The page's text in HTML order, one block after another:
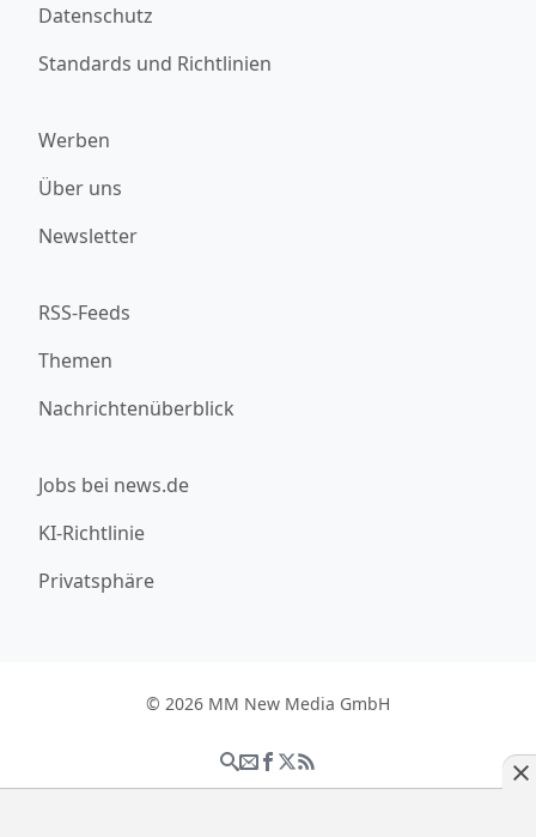
Datenschutz
Standards und Richtlinien
Werben
Über uns
Newsletter
RSS-Feeds
Themen
Nachrichtenüberblick
Jobs bei news.de
KI-Richtlinie
Privatsphäre
© 2026 MM New Media GmbH